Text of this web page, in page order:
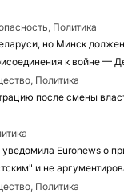
Политика
но Минск
к войне —
Политика
после смены
Euronews о
и не
Политика